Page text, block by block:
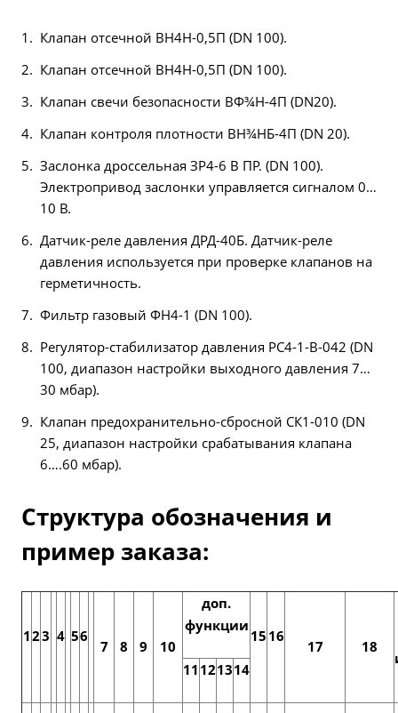
Клапан отсечной ВН4Н-0,5П (DN 100).
Клапан отсечной ВН4Н-0,5П (DN 100).
Клапан свечи безопасности ВФ¾Н-4П (DN20).
Клапан контроля плотности ВН¾НБ-4П (DN 20).
Заслонка дроссельная ЗР4-6 В ПР. (DN 100).
Электропривод заслонки управляется сигналом 0…
10 В.
Датчик-реле давления ДРД-40Б. Датчик-реле
давления используется при проверке клапанов на
герметичность.
Фильтр газовый ФН4-1 (DN 100).
Регулятор-стабилизатор давления РС4-1-В-042 (DN
100, диапазон настройки выходного давления 7…
30 мбар).
Клапан предохранительно-сбросной СК1-010 (DN
25, диапазон настройки срабатывания клапана
6….60 мбар).
Структура обозначения и
пример заказа:
123 4 56
7 8 9 10
доп.
функции
15 16
17 18
11 121314